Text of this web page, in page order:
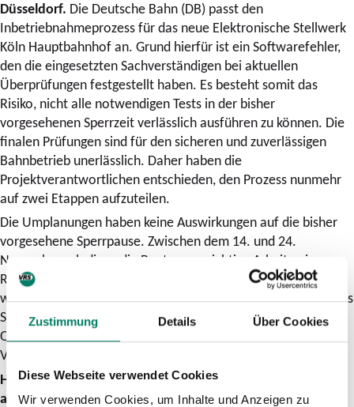
Zustimmung Details Über Cookies
Diese Webseite verwendet Cookies
Wir verwenden Cookies, um Inhalte und Anzeigen zu
Düsseldorf. Die Deutsche Bahn (DB) passt den
Inbetriebnahmeprozess für das neue Elektronische Stellwerk
Köln Hauptbahnhof an. Grund hierfür ist ein Softwarefehler,
den die eingesetzten Sachverständigen bei aktuellen
Überprüfungen festgestellt haben. Es besteht somit das
Risiko, nicht alle notwendigen Tests in der bisher
vorgesehenen Sperrzeit verlässlich ausführen zu können. Die
finalen Prüfungen sind für den sicheren und zuverlässigen
Bahnbetrieb unerlässlich. Daher haben die
Projektverantwortlichen entschieden, den Prozess nunmehr
auf zwei Etappen aufzuteilen.
Die Umplanungen haben keine Auswirkungen auf die bisher
vorgesehene Sperrpause. Zwischen dem 14. und 24.
November erledigen die Bauteams wichtige Arbeiten im
Rahmen der 2. Baustufe des Stellwerks und setzen diese in
wesentlichen Teilen um. Dazu zählen neben der Behebung des
Softwarefehlers insbesondere Maßnahmen an der
Oberbautechnik, an Weichen, Oberleitungen, aber auch
Vorbereitungen zur Bahnsteigverlängerung.
Hauptbahnhof ab 24. November wieder an Zugverkehr
angebunden